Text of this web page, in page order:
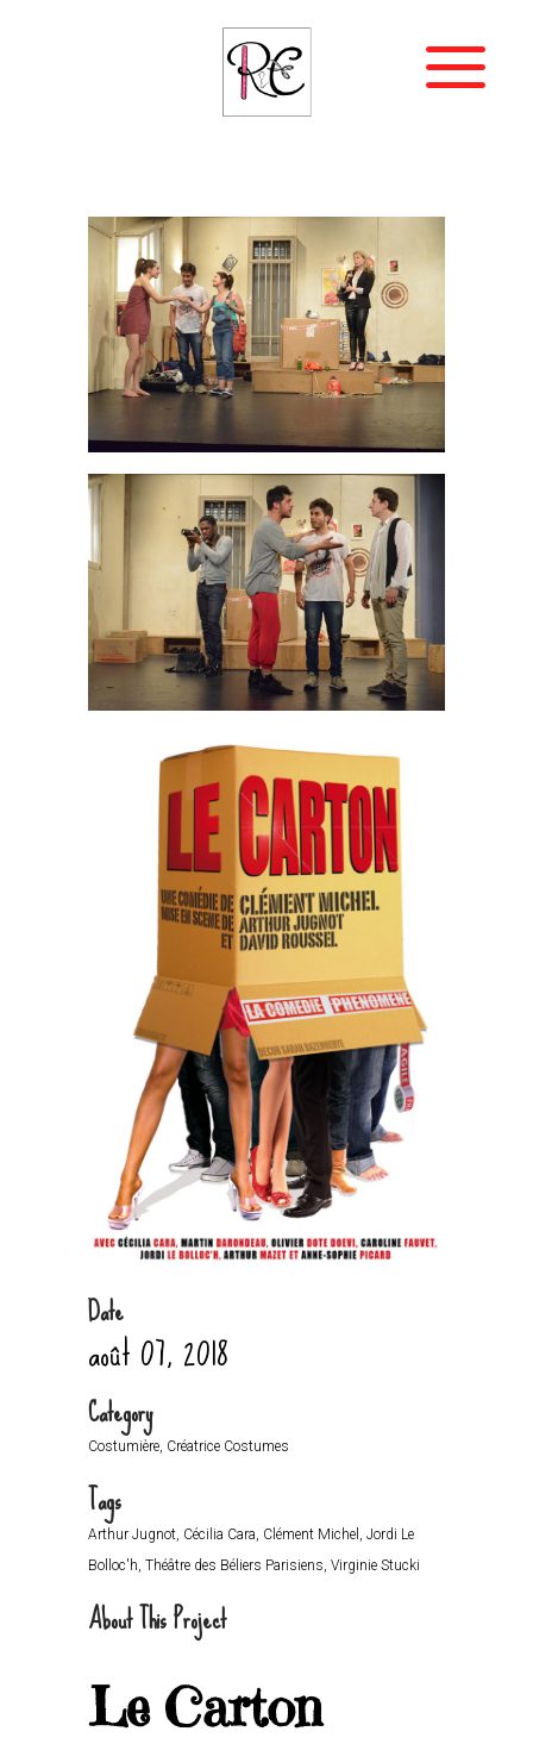
Date
août 07, 2018
Category
Costumière, Créatrice Costumes
Tags
Arthur Jugnot, Cécilia Cara, Clément Michel, Jordi Le
Bolloc'h, Théâtre des Béliers Parisiens, Virginie Stucki
About This Project
Le Carton